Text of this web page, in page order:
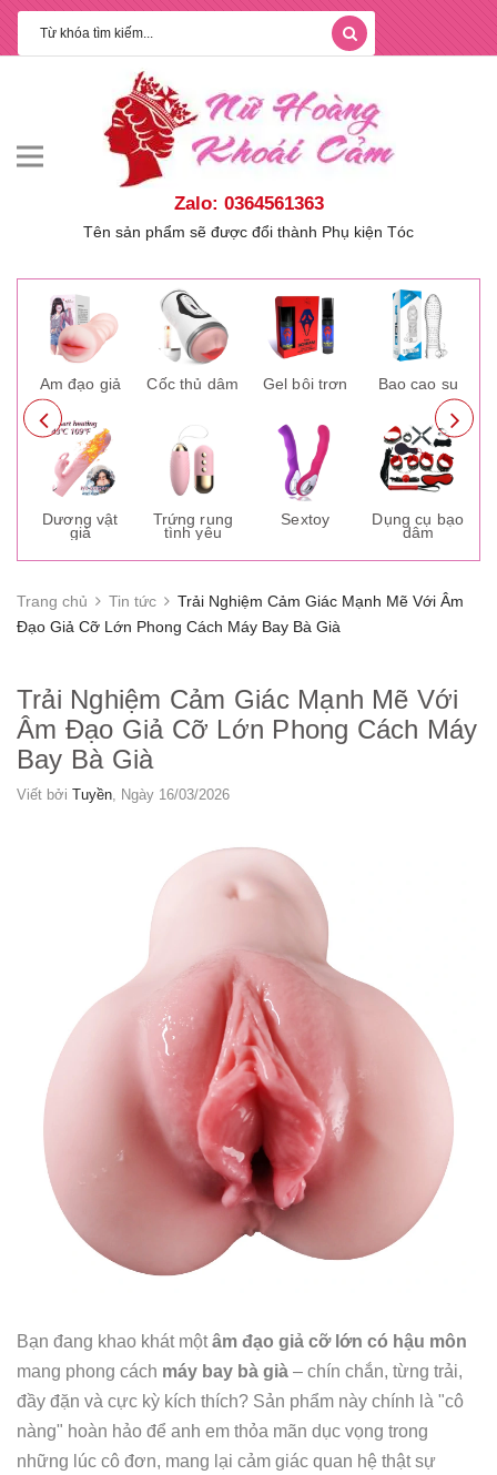
Zalo: 0364561363
Tên sản phẩm sẽ được đổi thành Phụ kiện Tóc
Âm đạo giả
Dương vật
giả
Cốc thủ dâm
Trứng rung
tình yêu
Gel bôi trơn
Sextoy
Bao cao su
Dụng cụ bạo
dâm
Trang chủ Tin tức
Trải Nghiệm Cảm Giác Mạnh Mẽ Với Âm
Đạo Giả Cỡ Lớn Phong Cách Máy Bay Bà Già
Trải Nghiệm Cảm Giác Mạnh Mẽ Với
Âm Đạo Giả Cỡ Lớn Phong Cách Máy
Bay Bà Già
Viết bởi Tuyền , Ngày 16/03/2026
Bạn đang khao khát mộtâm đạo giả cỡ lớn có hậu môn
mang phong cách máy bay bà già – chín chắn, từng trải,
đầy đặn và cực kỳ kích thích? Sản phẩm này chính là "cô
nàng" hoàn hảo để anh em thỏa mãn dục vọng trong
những lúc cô đơn, mang lại cảm giác quan hệ thật sự